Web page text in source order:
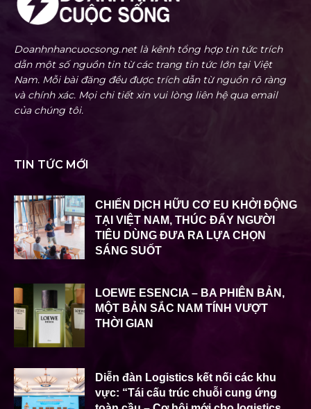
Doanhnhancuocsong.net là kênh tổng hợp tin tức trích
dẫn một số nguồn tin từ các trang tin tức lớn tại Việt
Nam. Mỗi bài đăng đều được trích dẫn từ nguồn rõ ràng
và chính xác. Mọi chi tiết xin vui lòng liên hệ qua email
của chúng tôi.
TIN TỨC MỚI
CHIẾN DỊCH HỮU CƠ EU KHỞI ĐỘNG
TẠI VIỆT NAM, THÚC ĐẨY NGƯỜI
TIÊU DÙNG ĐƯA RA LỰA CHỌN
SÁNG SUỐT
LOEWE ESENCIA – BA PHIÊN BẢN,
MỘT BẢN SẮC NAM TÍNH VƯỢT
THỜI GIAN
Diễn đàn Logistics kết nối các khu
vực: “Tái cấu trúc chuỗi cung ứng